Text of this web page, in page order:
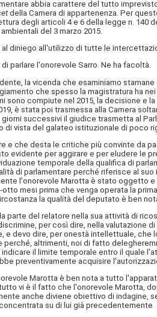
abbia carattere del tutto
della Camera di appartenenza. Per
degli articoli 4 e 6 della legge n.
del 3 marzo 2015.
al diniego all'utilizzo di tutte le
di parlare l'onorevole Sarro. Ne ha facoltà.
la vicenda che esaminiamo
che spesso la magistratura ha
sono compiute nel 2015, la decisione e
è stata poi trasmessa alla Camera
successivi il giudice trasmetta al
di vista del galateo istituzionale di poco
e che desta le critiche più convinte da
evidente per aggirare e per eludere le
temporale della qualifica di
di parlamentare perché riferisce al
l'onorevole Marotta è stato oggetto
mesi prima che venga operata la
la qualità del deputato è ben
parte del relatore nella sua attività di
per così dire, nella valutazione
e devo dire, per onestà intellettuale,
perché, altrimenti, noi di fatto
il limite temporale entro il quale
preventivamente acquisire
Marotta è ben nota a tutto
vi è il fatto che l'onorevole Marotta,
anche diviene obiettivo di
su di lui già precedentemente.